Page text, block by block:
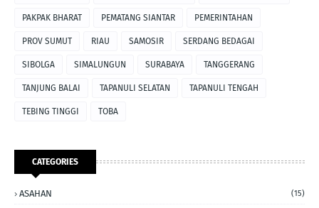
PAKPAK BHARAT PEMATANG SIANTAR PEMERINTAHAN
PROV SUMUT RIAU SAMOSIR SERDANG BEDAGAI
SIBOLGA SIMALUNGUN SURABAYA TANGGERANG
TANJUNG BALAI TAPANULI SELATAN TAPANULI TENGAH
TEBING TINGGI TOBA
CATEGORIES
ASAHAN (15)